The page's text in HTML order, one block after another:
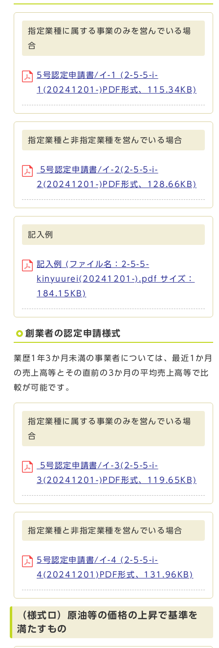
指定業種に属する事業のみを営んでいる場
合
5号認定申請書/イ-1 (2-5-5-i-
1(20241201-)PDF形式、115.34KB)
指定業種と非指定業種を営んでいる場合
5号認定申請書/イ-2(2-5-5-i-
2(20241201-)PDF形式、128.66KB)
記入例
記入例 (ファイル名：2-5-5-
kinyuurei(20241201-).pdf サイズ：
184.15KB)
創業者の認定申請様式
業歴1年3か月未満の事業者については、最近1か月
の売上高等とその直前の3か月の平均売上高等で比
較が可能です。
指定業種に属する事業のみを営んでいる場
合
5号認定申請書/イ-3(2-5-5-i-
3(20241201-)PDF形式、119.65KB)
指定業種と非指定業種を営んでいる場合
5号認定申請書/イ-4 (2-5-5-i-
4(20241201)PDF形式、131.96KB)
（様式ロ）原油等の価格の上昇で基準を
満たすもの